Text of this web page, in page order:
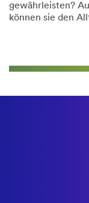
gewährleisten?
können sie den